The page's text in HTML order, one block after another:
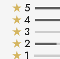
★ 5
★ 4
★ 3
★ 2
★ 1